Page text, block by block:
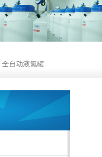
全自动液氮罐